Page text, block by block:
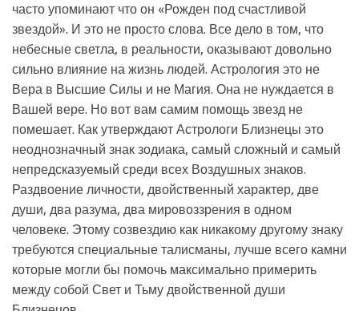
часто упоминают что он «Рожден под счастливой
звездой». И это не просто слова. Все дело в том, что
небесные светла, в реальности, оказывают довольно
сильно влияние на жизнь людей. Астрология это не
Вера в Высшие Силы и не Магия. Она не нуждается в
Вашей вере. Но вот вам самим помощь звезд не
помешает. Как утверждают Астрологи Близнецы это
неоднозначный знак зодиака, самый сложный и самый
непредсказуемый среди всех Воздушных знаков.
Раздвоение личности, двойственный характер, две
души, два разума, два мировоззрения в одном
человеке. Этому созвездию как никакому другому знаку
требуются специальные талисманы, лучше всего камни
которые могли бы помочь максимально примерить
между собой Свет и Тьму двойственной души